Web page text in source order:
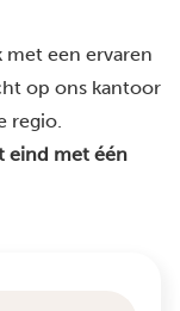
met een ervaren
op ons kantoor
regio.
eind met één